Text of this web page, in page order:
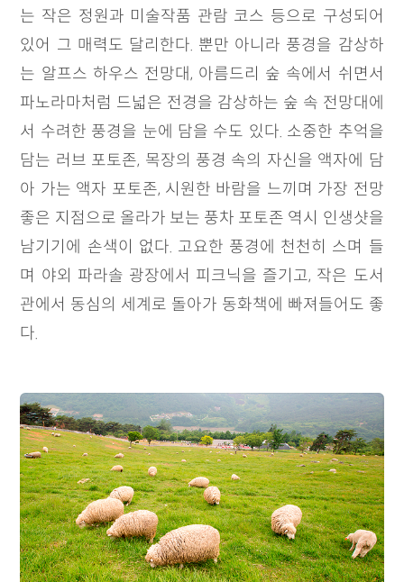
는 작은 정원과 미술작품 관람 코스 등으로 구성되어
있어 그 매력도 달리한다. 뿐만 아니라 풍경을 감상하
는 알프스 하우스 전망대, 아름드리 숲 속에서 쉬면서
파노라마처럼 드넓은 전경을 감상하는 숲 속 전망대에
서 수려한 풍경을 눈에 담을 수도 있다. 소중한 추억을
담는 러브 포토존, 목장의 풍경 속의 자신을 액자에 담
아 가는 액자 포토존, 시원한 바람을 느끼며 가장 전망
좋은 지점으로 올라가 보는 풍차 포토존 역시 인생샷을
남기기에 손색이 없다. 고요한 풍경에 천천히 스며 들
며 야외 파라솔 광장에서 피크닉을 즐기고, 작은 도서
관에서 동심의 세계로 돌아가 동화책에 빠져들어도 좋
다.